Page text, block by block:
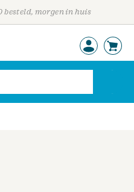
besteld, morgen in huis